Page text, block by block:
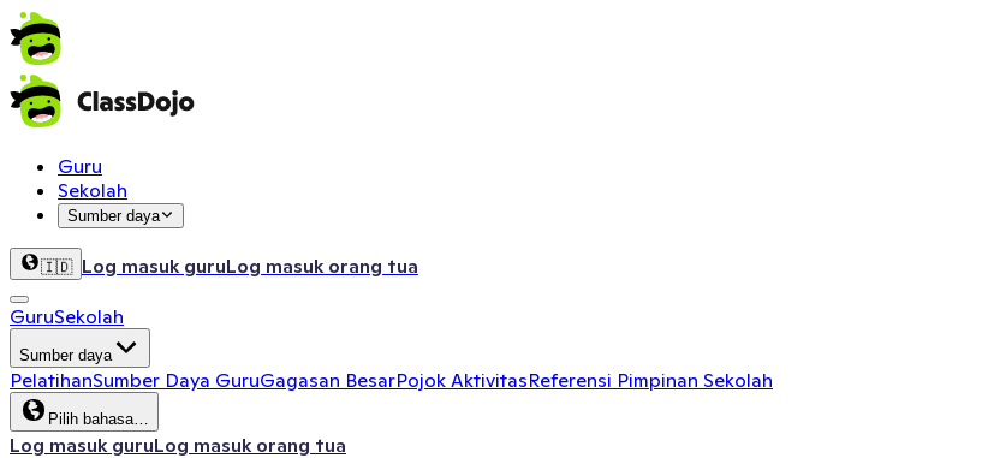
Guru
Sekolah
Sumber daya
🇮🇩 Log masuk guruLog masuk orang tua
GuruSekolah
Sumber daya
PelatihanSumber Daya GuruGagasan BesarPojok AktivitasReferensi Pimpinan Sekolah
Pilih bahasa…
Log masuk guruLog masuk orang tua